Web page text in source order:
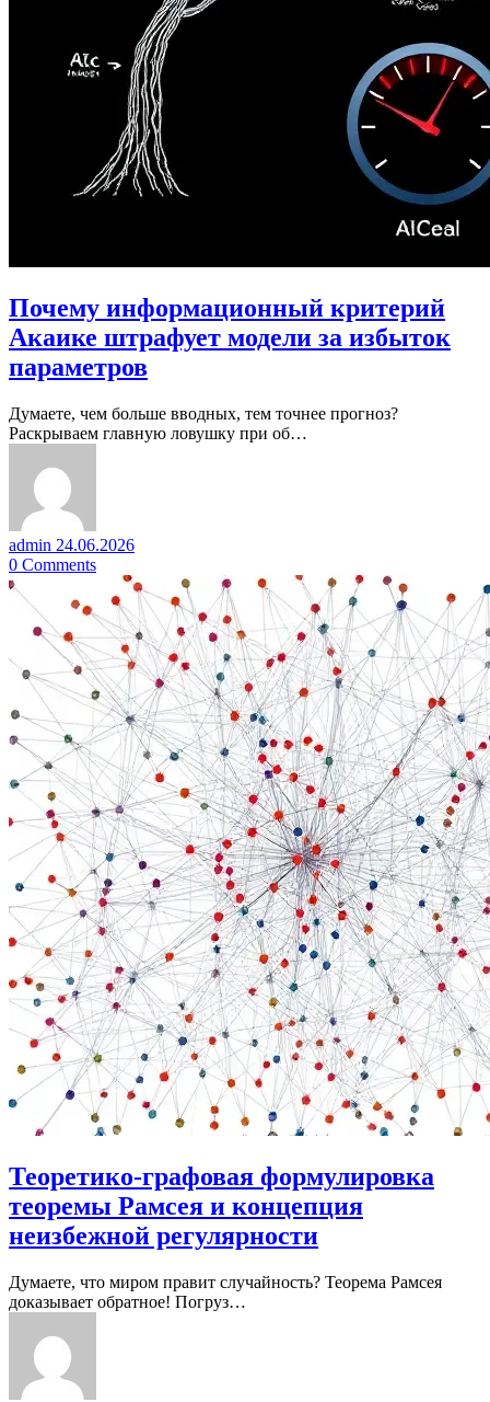
Почему информационный критерий
Акаике штрафует модели за избыток
параметров
Думаете, чем больше вводных, тем точнее прогноз?
Раскрываем главную ловушку при об…
admin 24.06.2026
0 Comments
Теоретико-графовая формулировка
теоремы Рамсея и концепция
неизбежной регулярности
Думаете, что миром правит случайность? Теорема Рамсея
доказывает обратное! Погруз…